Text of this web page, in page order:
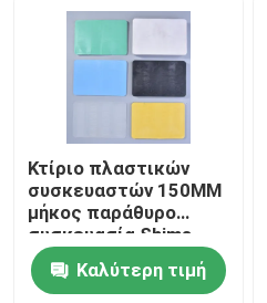
Κτίριο πλαστικών
συσκευαστών 150MM
μήκος παράθυρο
συσκευασία Shims
υλικό PP
Καλύτερη τιμή